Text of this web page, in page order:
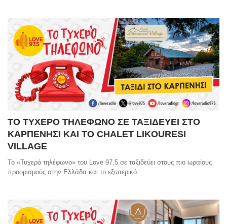
ΤΟ ΤΥΧΕΡΟ ΤΗΛΕΦΩΝΟ ΣΕ ΤΑΞΙΔΕΥΕΙ ΣΤΟ
ΚΑΡΠΕΝΗΣΙ ΚΑΙ ΤΟ CHALET LIKOURESI
VILLAGE
Το «Τυχερό τηλέφωνο» του Love 97,5 σε ταξιδεύει στους πιο ωραίους
προορισμούς στην Ελλάδα και το εξωτερικό.